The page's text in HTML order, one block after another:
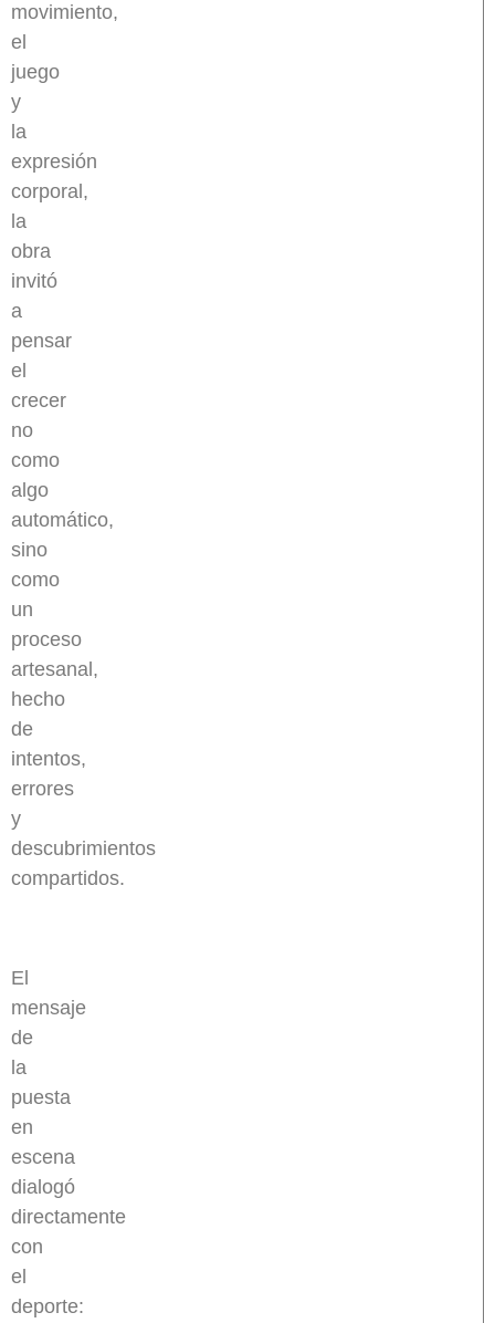
movimiento,
el
juego
y
la
expresión
corporal,
la
obra
invitó
a
pensar
el
crecer
no
como
algo
automático,
sino
como
un
proceso
artesanal,
hecho
de
intentos,
errores
y
descubrimientos
compartidos.
El
mensaje
de
la
puesta
en
escena
dialogó
directamente
con
el
deporte: